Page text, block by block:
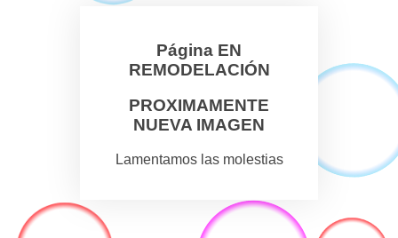
Página EN
REMODELACIÓN
PROXIMAMENTE
NUEVA IMAGEN
Lamentamos las molestias